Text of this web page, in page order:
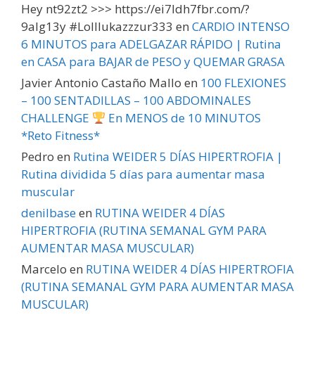
Hey nt92zt2 >>> https://ei7ldh7fbr.com/?
9alg13y #Lolllukazzzur333 en CARDIO INTENSO
6 MINUTOS para ADELGAZAR RÁPIDO | Rutina
en CASA para BAJAR de PESO y QUEMAR GRASA
Javier Antonio Castaño Mallo en 100 FLEXIONES
– 100 SENTADILLAS – 100 ABDOMINALES
CHALLENGE
En MENOS de 10 MINUTOS
*Reto Fitness*
Pedro en Rutina WEIDER 5 DÍAS HIPERTROFIA |
Rutina dividida 5 días para aumentar masa
muscular
denilbaseen RUTINA WEIDER 4 DÍAS
HIPERTROFIA (RUTINA SEMANAL GYM PARA
AUMENTAR MASA MUSCULAR)
Marcelo en RUTINA WEIDER 4 DÍAS HIPERTROFIA
(RUTINA SEMANAL GYM PARA AUMENTAR MASA
MUSCULAR)